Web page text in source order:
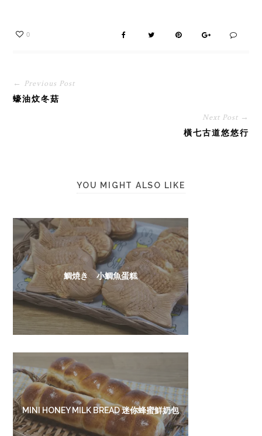
0
← Previous Post
蠔油炆冬菇
Next Post →
橫七古道悠悠行
YOU MIGHT ALSO LIKE
鯛焼き 小鯛魚蛋糕
MINI HONEY MILK BREAD 迷你蜂蜜鮮奶包